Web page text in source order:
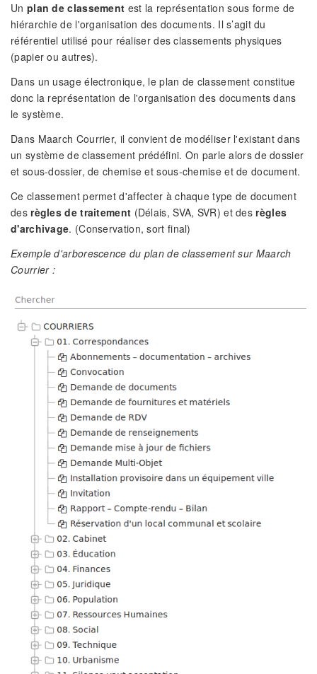
Un plan de classement est la représentation sous forme de
hiérarchie de l'organisation des documents. Il s’agit du
référentiel utilisé pour réaliser des classements physiques
(papier ou autres).
Dans un usage électronique, le plan de classement constitue
donc la représentation de l'organisation des documents dans
le système.
Dans Maarch Courrier, il convient de modéliser l'existant dans
un système de classement prédéfini. On parle alors de dossier
et sous-dossier, de chemise et sous-chemise et de document.
Ce classement permet d'affecter à chaque type de document
desrègles de traitement (Délais, SVA, SVR) et desrègles
d'archivage. (Conservation, sort final)
Exemple d'arborescence du plan de classement sur Maarch
Courrier :